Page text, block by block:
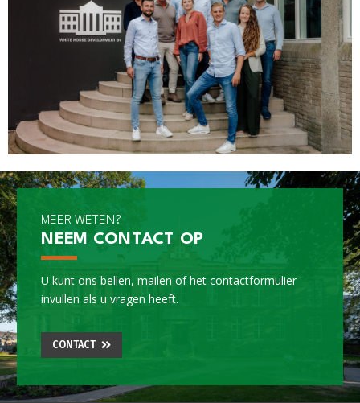
MEER WETEN?
NEEM CONTACT OP
U kunt ons bellen, mailen of het contactformulier
invullen als u vragen heeft.
CONTACT